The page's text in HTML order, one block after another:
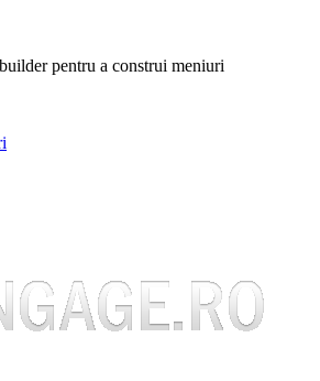
pentru a construi meniuri